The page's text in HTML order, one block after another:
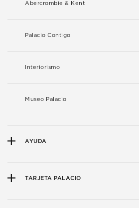
Abercrombie & Kent
Palacio Contigo
Interiorismo
Museo Palacio
AYUDA
TARJETA PALACIO